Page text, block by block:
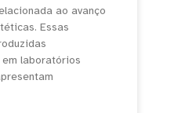
ao avanço
Essas
laboratórios